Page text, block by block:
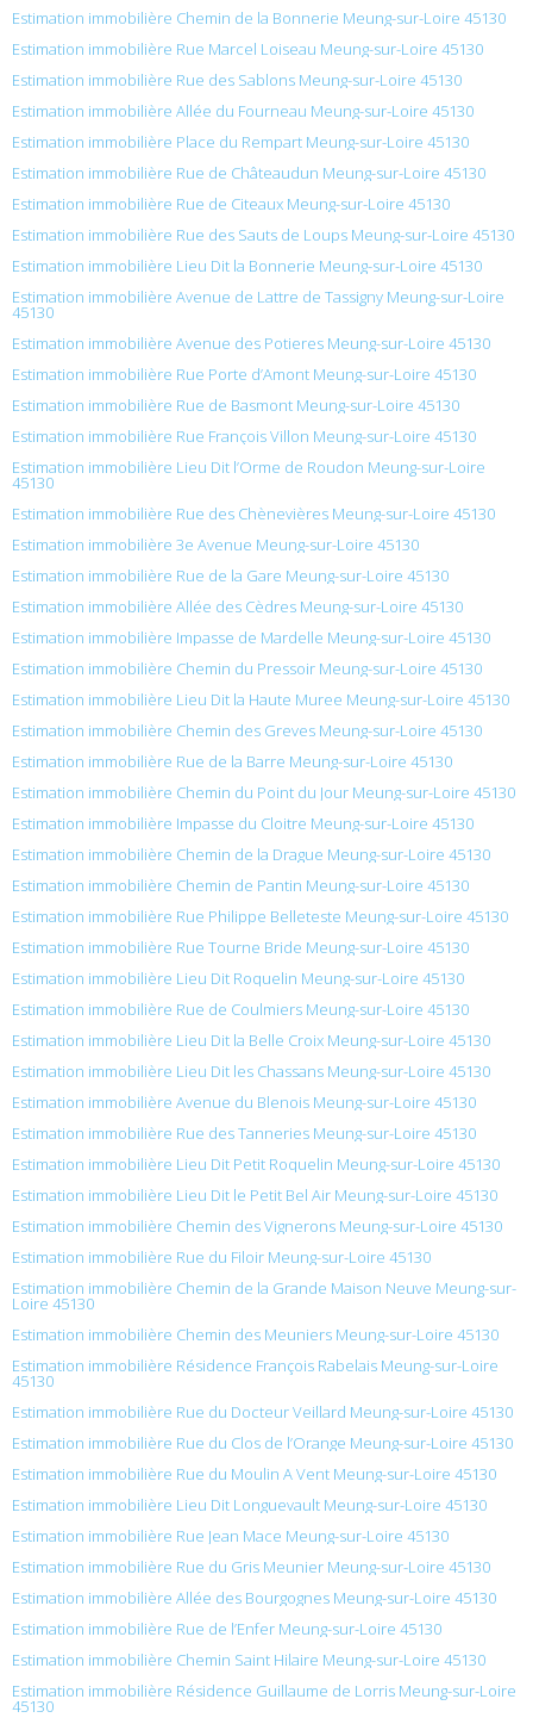
Estimation immobilière Chemin de la Bonnerie Meung-sur-Loire 45130
Estimation immobilière Rue Marcel Loiseau Meung-sur-Loire 45130
Estimation immobilière Rue des Sablons Meung-sur-Loire 45130
Estimation immobilière Allée du Fourneau Meung-sur-Loire 45130
Estimation immobilière Place du Rempart Meung-sur-Loire 45130
Estimation immobilière Rue de Châteaudun Meung-sur-Loire 45130
Estimation immobilière Rue de Citeaux Meung-sur-Loire 45130
Estimation immobilière Rue des Sauts de Loups Meung-sur-Loire 45130
Estimation immobilière Lieu Dit la Bonnerie Meung-sur-Loire 45130
Estimation immobilière Avenue de Lattre de Tassigny Meung-sur-Loire
45130
Estimation immobilière Avenue des Potieres Meung-sur-Loire 45130
Estimation immobilière Rue Porte d’Amont Meung-sur-Loire 45130
Estimation immobilière Rue de Basmont Meung-sur-Loire 45130
Estimation immobilière Rue François Villon Meung-sur-Loire 45130
Estimation immobilière Lieu Dit l’Orme de Roudon Meung-sur-Loire
45130
Estimation immobilière Rue des Chènevières Meung-sur-Loire 45130
Estimation immobilière 3e Avenue Meung-sur-Loire 45130
Estimation immobilière Rue de la Gare Meung-sur-Loire 45130
Estimation immobilière Allée des Cèdres Meung-sur-Loire 45130
Estimation immobilière Impasse de Mardelle Meung-sur-Loire 45130
Estimation immobilière Chemin du Pressoir Meung-sur-Loire 45130
Estimation immobilière Lieu Dit la Haute Muree Meung-sur-Loire 45130
Estimation immobilière Chemin des Greves Meung-sur-Loire 45130
Estimation immobilière Rue de la Barre Meung-sur-Loire 45130
Estimation immobilière Chemin du Point du Jour Meung-sur-Loire 45130
Estimation immobilière Impasse du Cloitre Meung-sur-Loire 45130
Estimation immobilière Chemin de la Drague Meung-sur-Loire 45130
Estimation immobilière Chemin de Pantin Meung-sur-Loire 45130
Estimation immobilière Rue Philippe Belleteste Meung-sur-Loire 45130
Estimation immobilière Rue Tourne Bride Meung-sur-Loire 45130
Estimation immobilière Lieu Dit Roquelin Meung-sur-Loire 45130
Estimation immobilière Rue de Coulmiers Meung-sur-Loire 45130
Estimation immobilière Lieu Dit la Belle Croix Meung-sur-Loire 45130
Estimation immobilière Lieu Dit les Chassans Meung-sur-Loire 45130
Estimation immobilière Avenue du Blenois Meung-sur-Loire 45130
Estimation immobilière Rue des Tanneries Meung-sur-Loire 45130
Estimation immobilière Lieu Dit Petit Roquelin Meung-sur-Loire 45130
Estimation immobilière Lieu Dit le Petit Bel Air Meung-sur-Loire 45130
Estimation immobilière Chemin des Vignerons Meung-sur-Loire 45130
Estimation immobilière Rue du Filoir Meung-sur-Loire 45130
Estimation immobilière Chemin de la Grande Maison Neuve Meung-sur-
Loire 45130
Estimation immobilière Chemin des Meuniers Meung-sur-Loire 45130
Estimation immobilière Résidence François Rabelais Meung-sur-Loire
45130
Estimation immobilière Rue du Docteur Veillard Meung-sur-Loire 45130
Estimation immobilière Rue du Clos de l’Orange Meung-sur-Loire 45130
Estimation immobilière Rue du Moulin A Vent Meung-sur-Loire 45130
Estimation immobilière Lieu Dit Longuevault Meung-sur-Loire 45130
Estimation immobilière Rue Jean Mace Meung-sur-Loire 45130
Estimation immobilière Rue du Gris Meunier Meung-sur-Loire 45130
Estimation immobilière Allée des Bourgognes Meung-sur-Loire 45130
Estimation immobilière Rue de l’Enfer Meung-sur-Loire 45130
Estimation immobilière Chemin Saint Hilaire Meung-sur-Loire 45130
Estimation immobilière Résidence Guillaume de Lorris Meung-sur-Loire
45130